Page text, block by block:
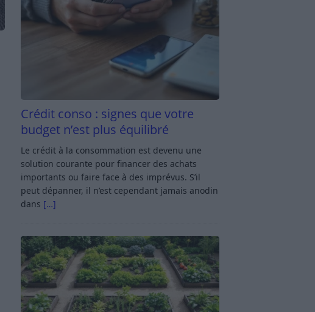
Crédit conso : signes que votre
budget n’est plus équilibré
Le crédit à la consommation est devenu une
solution courante pour financer des achats
importants ou faire face à des imprévus. S’il
peut dépanner, il n’est cependant jamais anodin
dans […]